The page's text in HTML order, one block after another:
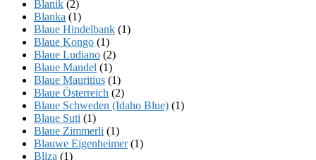
Blanik (2)
Blanka (1)
Blaue Hindelbank (1)
Blaue Kongo (1)
Blaue Ludiano (2)
Blaue Mandel (1)
Blaue Mauritius (1)
Blaue Österreich (2)
Blaue Schweden (Idaho Blue) (1)
Blaue Suti (1)
Blaue Zimmerli (1)
Blauwe Eigenheimer(1)
Bliza (1)